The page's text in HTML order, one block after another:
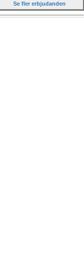
Se fler erbjudanden